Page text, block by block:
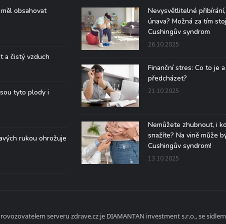
obsahovat
a čistý vzduch
tyto plody i
rukou ohrožuje
Nevysvětlitelné
únava? Možná za tím
Cushingův syndrom
26.10.2025
Finanční stres: Co to je
předcházet?
21.10.2025
Nemůžete zhubnout, i
snažíte? Na vině může
Cushingův syndrom!
13.10.2025
serveru zdrave.cz je DIAMANTAN investment s.r.o., se